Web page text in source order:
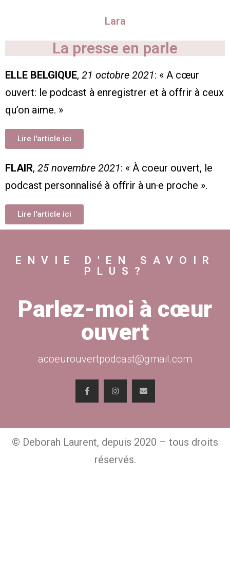
Lara
La presse en parle
ELLE BELGIQUE, 21 octobre 2021: « A cœur
ouvert: le podcast à enregistrer et à offrir à ceux
qu’on aime. »
Lire l'article ici
FLAIR, 25 novembre 2021: « À coeur ouvert, le
podcast personnalisé à offrir à un·e proche ».
Lire l'article ici
ENVIE D'EN SAVOIR
PLUS?
Parlez-moi à cœur
ouvert
acoeurouvertpodcast@gmail.com
© Deborah Laurent, depuis 2020 – tous droits
réservés.